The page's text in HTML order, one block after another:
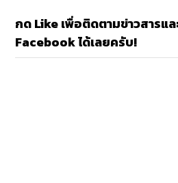
กด Like เพื่อติดตามข่าวสารแ
Facebook ได้เลยครับ!